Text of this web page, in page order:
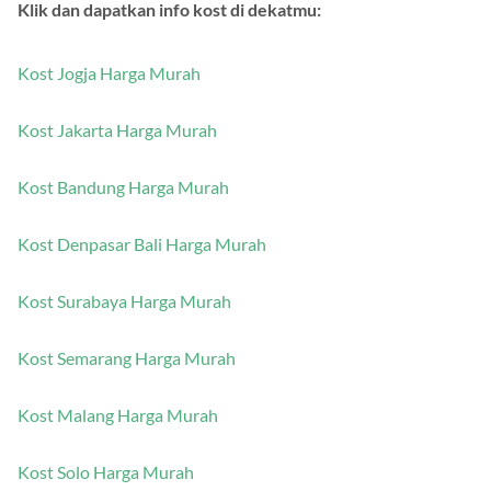
Klik dan dapatkan info kost di dekatmu:
Kost Jogja Harga Murah
Kost Jakarta Harga Murah
Kost Bandung Harga Murah
Kost Denpasar Bali Harga Murah
Kost Surabaya Harga Murah
Kost Semarang Harga Murah
Kost Malang Harga Murah
Kost Solo Harga Murah